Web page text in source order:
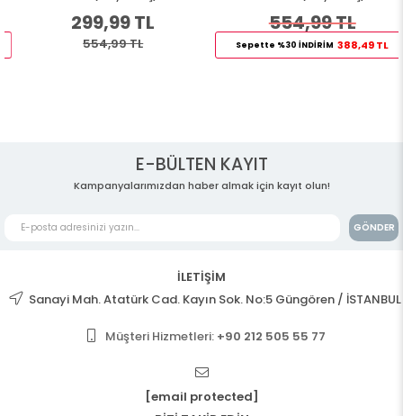
299,99 TL
554,99 TL
554,99 TL
Sepette %30 İNDİRİM 388,49 TL
E-BÜLTEN KAYIT
Kampanyalarımızdan haber almak için kayıt olun!
GÖNDER
İLETİŞİM
Sanayi Mah. Atatürk Cad. Kayın Sok. No:5 Güngören / İSTANBUL
Müşteri Hizmetleri: +90 212 505 55 77
[email protected]